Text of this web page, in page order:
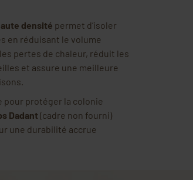
densité permet d’isoler
en réduisant le volume
pertes de chaleur, réduit les
et assure une meilleure
protéger la colonie
Dadant(cadre non fourni)
une durabilité accrue